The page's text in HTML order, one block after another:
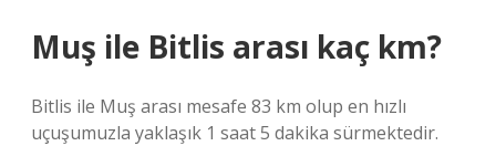
Muş ile Bitlis arası kaç km?
Bitlis ile Muş arası mesafe 83 km olup en hızlı
uçuşumuzla yaklaşık 1 saat 5 dakika sürmektedir.